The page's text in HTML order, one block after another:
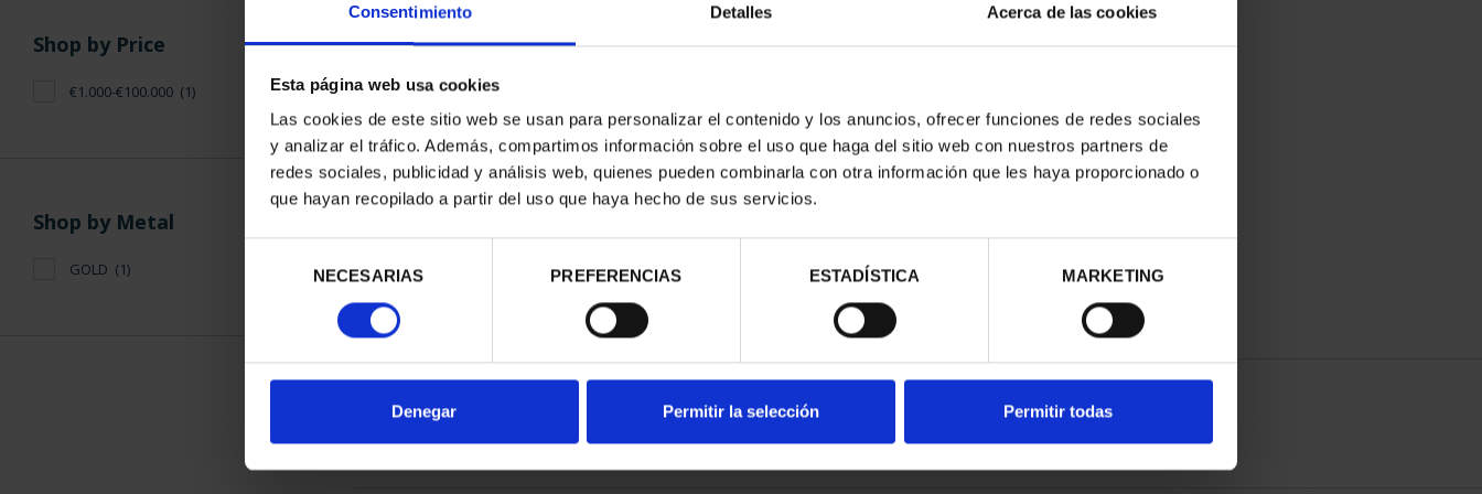
Consentimiento Detalles Acerca de las cookies
Esta página web usa cookies
Las cookies de este sitio web se usan para personalizar el contenido y los anuncios, ofrecer funciones de redes sociales
y analizar el tráfico. Además, compartimos información sobre el uso que haga del sitio web con nuestros partners de
redes sociales, publicidad y análisis web, quienes pueden combinarla con otra información que les haya proporcionado o
que hayan recopilado a partir del uso que haya hecho de sus servicios.
consentimiento
NECESARIAS PREFERENCIAS ESTADÍSTICA MARKETING
Denegar Permitir la selección Permitir todas
Shop by Price
€1.000-€100.000 (1)
Shop by Metal
GOLD (1)
FIFA WORLD CUP - 1 OZ
GOLD COIN
SORT BY: